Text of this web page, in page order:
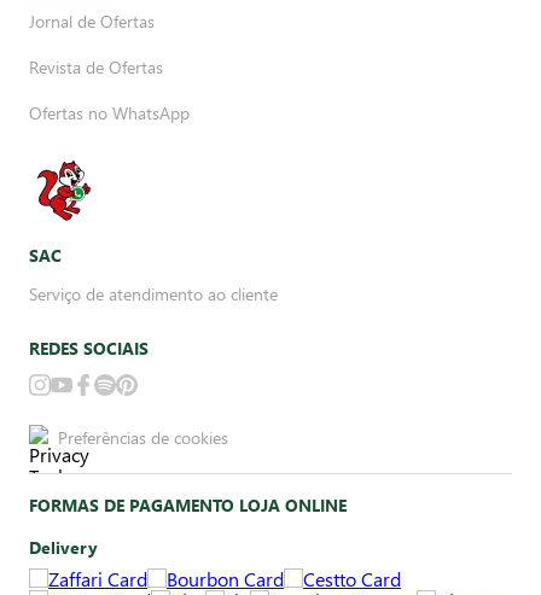
Jornal de Ofertas
Revista de Ofertas
Ofertas no WhatsApp
SAC
Serviço de atendimento ao cliente
REDES SOCIAIS
Preferências de cookies
FORMAS DE PAGAMENTO LOJA ONLINE
Delivery